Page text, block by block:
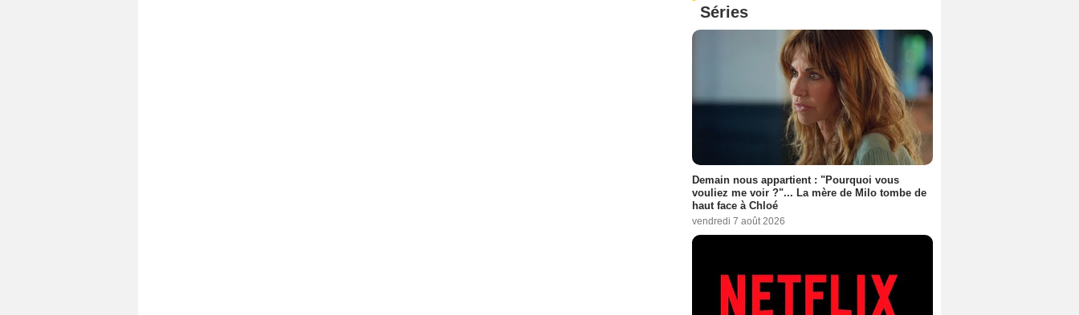
Séries
Demain nous appartient : "Pourquoi vous
vouliez me voir ?"... La mère de Milo tombe de
haut face à Chloé
vendredi 7 août 2026